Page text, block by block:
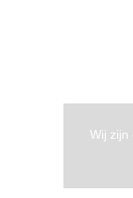
Wij zijn